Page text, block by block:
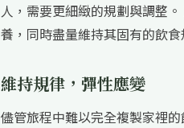
人，需要更細緻的規劃與調整
養，同時盡量維持其固有的飲
維持規律，彈性應變
儘管旅程中難以完全複製家裡